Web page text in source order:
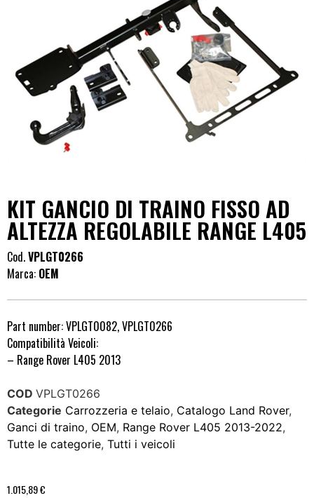
KIT GANCIO DI TRAINO FISSO AD
ALTEZZA REGOLABILE RANGE L405
Cod.VPLGT0266
Marca: OEM
Part number: VPLGT0082, VPLGT0266
Compatibilità Veicoli:
– Range Rover L405 2013
COD VPLGT0266
Categorie Carrozzeria e telaio, Catalogo Land Rover,
Ganci di traino, OEM, Range Rover L405 2013-2022,
Tutte le categorie, Tutti i veicoli
1.015,89€